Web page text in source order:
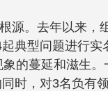
源。去年以来
典型问题进行
的蔓延和滋生
时，对3名负有